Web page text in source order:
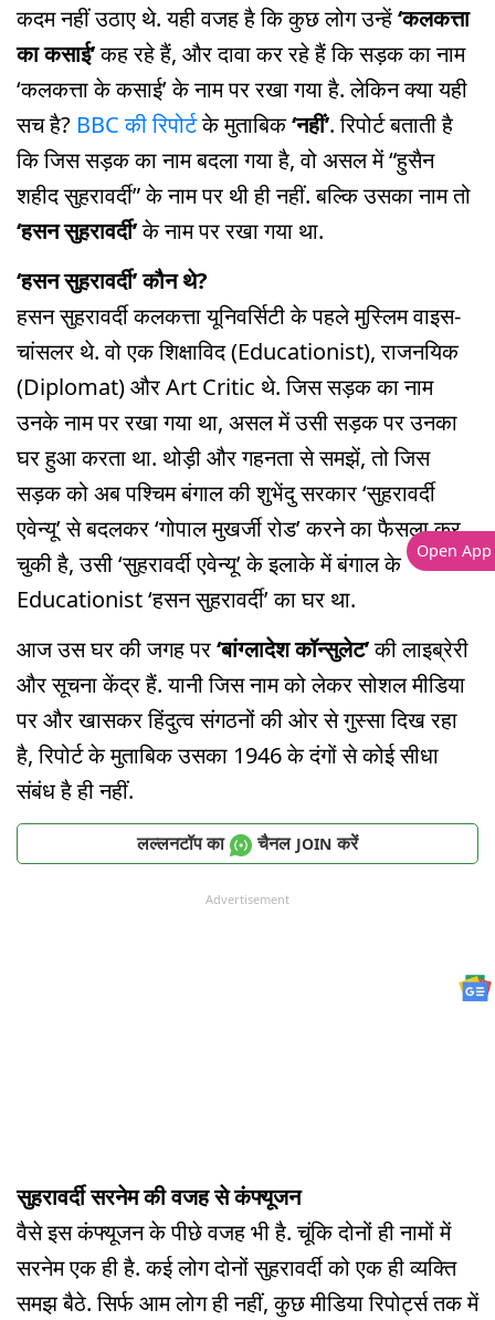
कदम नहीं उठाए थे. यही वजह है कि कुछ लोग उन्हें‘कलकत्ता
का कसाई’कह रहे हैं, और दावा कर रहे हैं कि सड़क का नाम
‘कलकत्ता के कसाई’ के नाम पर रखा गया है. लेकिन क्या यही
सच है? BBC की रिपोर्टके मुताबिक‘नहीं’. रिपोर्ट बताती है
कि जिस सड़क का नाम बदला गया है, वो असल में “हुसैन
शहीद सुहरावर्दी” के नाम पर थी ही नहीं. बल्कि उसका नाम तो
‘हसन सुहरावर्दी’के नाम पर रखा गया था.
‘हसन सुहरावर्दी’ कौन थे?
हसन सुहरावर्दी कलकत्ता यूनिवर्सिटी के पहले मुस्लिम वाइस-
चांसलर थे. वो एक शिक्षाविद (Educationist), राजनयिक
(Diplomat) और Art Critic थे. जिस सड़क का नाम
उनके नाम पर रखा गया था, असल में उसी सड़क पर उनका
घर हुआ करता था. थोड़ी और गहनता से समझें, तो जिस
सड़क को अब पश्चिम बंगाल की शुभेंदु सरकार ‘सुहरावर्दी
एवेन्यू’ से बदलकर ‘गोपाल मुखर्जी रोड’ करने का फैसला कर
चुकी है, उसी ‘सुहरावर्दी एवेन्यू’ के इलाके में बंगाल के
Educationist ‘हसन सुहरावर्दी’ का घर था.
आज उस घर की जगह पर‘बांग्लादेश कॉन्सुलेट’की लाइब्रेरी
और सूचना केंद्र हैं. यानी जिस नाम को लेकर सोशल मीडिया
पर और खासकर हिंदुत्व संगठनों की ओर से गुस्सा दिख रहा
है, रिपोर्ट के मुताबिक उसका 1946 के दंगों से कोई सीधा
संबंध है ही नहीं.
लल्लनटॉप का चैनल JOIN करें
Advertisement
सुहरावर्दी सरनेम की वजह से कंफ्यूजन
वैसे इस कंफ्यूजन के पीछे वजह भी है. चूंकि दोनों ही नामों में
सरनेम एक ही है. कई लोग दोनों सुहरावर्दी को एक ही व्यक्ति
समझ बैठे. सिर्फ आम लोग ही नहीं, कुछ मीडिया रिपोर्ट्स तक में
Open App